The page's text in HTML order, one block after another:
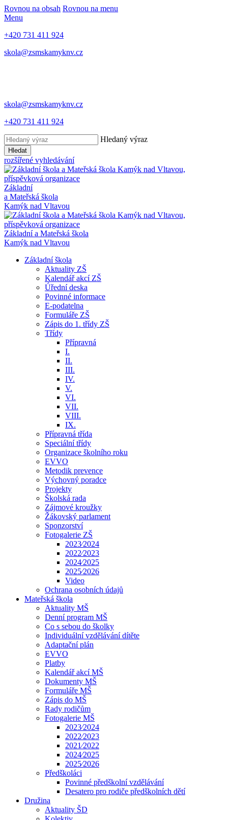
Rovnou na obsah Rovnou na menu
Menu
+420 731 411 924
skola@zsmskamyknv.cz
skola@zsmskamyknv.cz
+420 731 411 924
Hledaný výraz
Hledat
rozšířené vyhledávání
Základní
a Mateřská škola
Kamýk nad Vltavou
Základní a Mateřská škola
Kamýk nad Vltavou
Základní škola
Aktuality ZŠ
Kalendář akcí ZŠ
Úřední deska
Povinné informace
E-podatelna
Formuláře ZŠ
Zápis do 1. třídy ZŠ
Třídy
Přípravná
I.
II.
III.
IV.
V.
VI.
VII.
VIII.
IX.
Přípravná třída
Speciální třídy
Organizace školního roku
EVVO
Metodik prevence
Výchovný poradce
Projekty
Školská rada
Zájmové kroužky
Žákovský parlament
Sponzorství
Fotogalerie ZŠ
2023⁄2024
2022⁄2023
2024⁄2025
2025⁄2026
Video
Ochrana osobních údajů
Mateřská škola
Aktuality MŠ
Denní program MŠ
Co s sebou do školky
Individuální vzdělávání dítěte
Adaptační plán
EVVO
Platby
Kalendář akcí MŠ
Dokumenty MŠ
Formuláře MŠ
Zápis do MŠ
Rady rodičům
Fotogalerie MŠ
2023⁄2024
2022⁄2023
2021⁄2022
2024⁄2025
2025⁄2026
Předškoláci
Povinné předškolní vzdělávání
Desatero pro rodiče předškolních dětí
Družina
Aktuality ŠD